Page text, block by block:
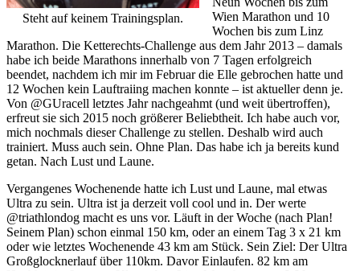
Steht auf keinem Trainingsplan.
Wien Marathon und 10
Wochen bis zum Linz
Marathon. Die Ketterechts-Challenge aus dem Jahr 2013 – damals
habe ich beide Marathons innerhalb von 7 Tagen erfolgreich
beendet, nachdem ich mir im Februar die Elle gebrochen hatte und
12 Wochen kein Lauftraiing machen konnte – ist aktueller denn je.
Von @GUracell letztes Jahr nachgeahmt (und weit übertroffen),
erfreut sie sich 2015 noch größerer Beliebtheit. Ich habe auch vor,
mich nochmals dieser Challenge zu stellen. Deshalb wird auch
trainiert. Muss auch sein. Ohne Plan. Das habe ich ja bereits kund
getan. Nach Lust und Laune.
Vergangenes Wochenende hatte ich Lust und Laune, mal etwas
Ultra zu sein. Ultra ist ja derzeit voll cool und in. Der werte
@triathlondog macht es uns vor. Läuft in der Woche (nach Plan!
Seinem Plan) schon einmal 150 km, oder an einem Tag 3 x 21 km
oder wie letztes Wochenende 43 km am Stück. Sein Ziel: Der Ultra
Großglocknerlauf über 110km. Davor Einlaufen. 82 km am